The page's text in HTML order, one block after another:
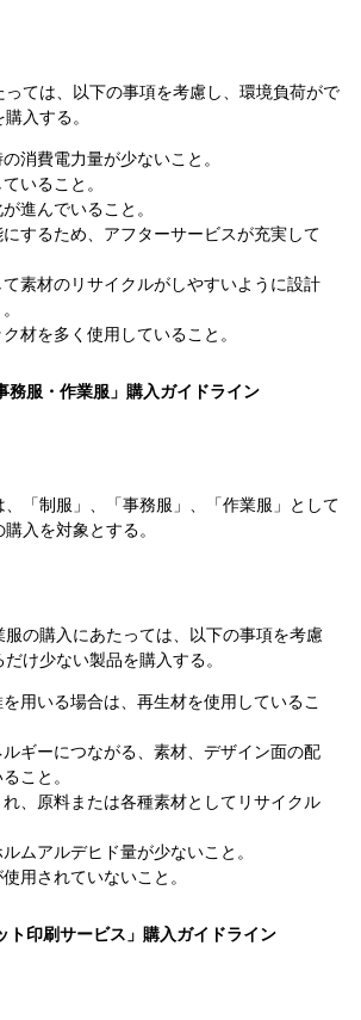
ては、以下の事項を考慮し、環境負荷がで
入する。
消費電力量が少ないこと。
いること。
進んでいること。
するため、アフターサービスが充実して
素材のリサイクルがしやすいように設計
材を多く使用していること。
服・作業服」購入ガイドライン
「制服」、「事務服」、「作業服」として
入を対象とする。
の購入にあたっては、以下の事項を考慮
け少ない製品を購入する。
用いる場合は、再生材を使用しているこ
ギーにつながる、素材、デザイン面の配
こと。
、原料または各種素材としてリサイクル
ムアルデヒド量が少ないこと。
用されていないこと。
印刷サービス」購入ガイドライン